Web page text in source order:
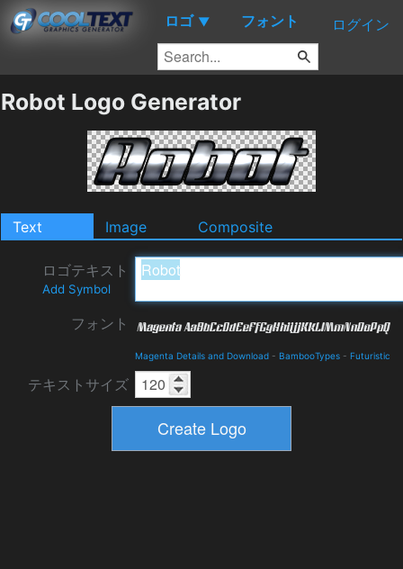
ロゴ ▼ フォント ログイン
Robot Logo Generator
Text Image Composite
ロゴテキスト
Add Symbol
フォント
Magenta Details and Download - BambooTypes - Futuristic
テキストサイズ